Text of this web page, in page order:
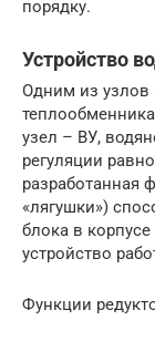
порядку.
Устройство
Одним из узлов
узел – ВУ,
регуляции
разработанная
«лягушки»)
блока в
устройство
Функции